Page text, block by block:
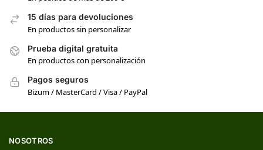
15 días para devoluciones
En productos sin personalizar
Prueba digital gratuita
En productos con personalización
Pagos seguros
Bizum / MasterCard / Visa / PayPal
NOSOTROS